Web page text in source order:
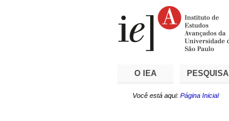
O IEA PESQUISA
Você está aqui: Página Inicial